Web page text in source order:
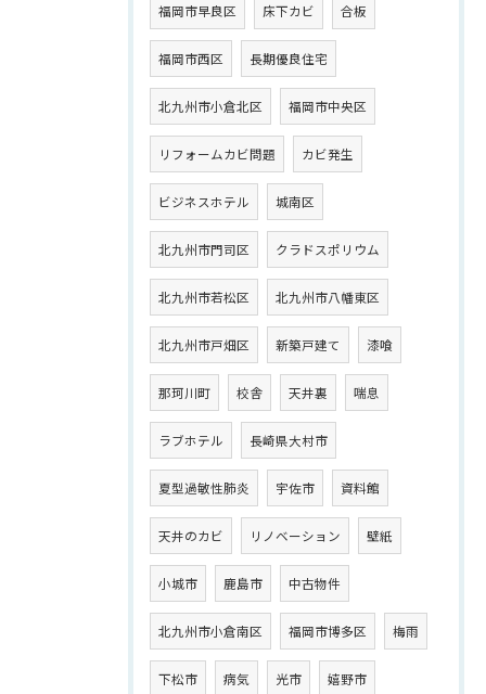
福岡市早良区 床下カビ 合板
福岡市西区 長期優良住宅
北九州市小倉北区 福岡市中央区
リフォームカビ問題 カビ発生
ビジネスホテル 城南区
北九州市門司区 クラドスポリウム
北九州市若松区 北九州市八幡東区
北九州市戸畑区 新築戸建て 漆喰
那珂川町 校舎 天井裏 喘息
ラブホテル 長崎県大村市
夏型過敏性肺炎 宇佐市 資料館
天井のカビ リノベーション 壁紙
小城市 鹿島市 中古物件
北九州市小倉南区 福岡市博多区 梅雨
下松市 病気 光市 嬉野市